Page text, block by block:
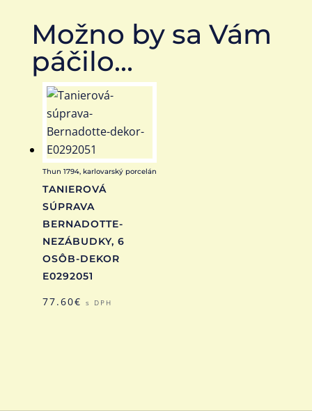
Možno by sa Vám
páčilo…
Thun 1794, karlovarský porcelán
TANIEROVÁ
SÚPRAVA
BERNADOTTE-
NEZÁBUDKY, 6
OSÔB-DEKOR
E0292051
77.60€ s DPH